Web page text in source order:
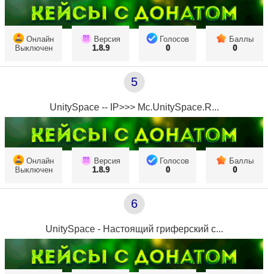
Онлайн
Выключен
Версия
1.8.9
Голосов
0
Баллы
0
5
UnitySpace -- IP>>> Mc.UnitySpace.R...
Онлайн
Выключен
Версия
1.8.9
Голосов
0
Баллы
0
6
UnitySpace - Настоящий гриферский с...